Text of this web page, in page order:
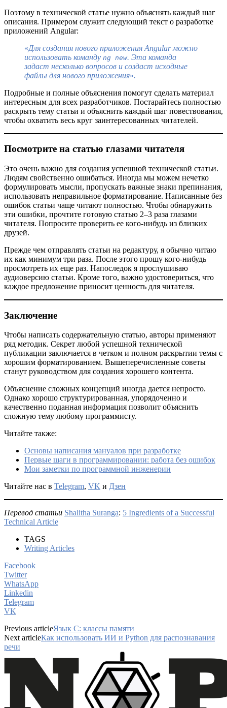
Поэтому в технической статье нужно объяснять каждый шаг
описания. Примером служит следующий текст о разработке
приложений Angular:
«Для создания нового приложения Angular можно
использовать команду ng new. Эта команда
задаст несколько вопросов и создаст исходные
файлы для нового приложения».
Подробные и полные объяснения помогут сделать материал
интересным для всех разработчиков. Постарайтесь полностью
раскрыть тему статьи и объяснить каждый шаг повествования,
чтобы охватить весь круг заинтересованных читателей.
Посмотрите на статью глазами читателя
Это очень важно для создания успешной технической статьи.
Людям свойственно ошибаться. Иногда мы можем нечетко
формулировать мысли, пропускать важные знаки препинания,
использовать неправильное форматирование. Написанные без
ошибок статьи чаще читают полностью. Чтобы обнаружить
эти ошибки, прочтите готовую статью 2–3 раза глазами
читателя. Попросите проверить ее кого-нибудь из близких
друзей.
Прежде чем отправлять статьи на редактуру, я обычно читаю
их как минимум три раза. После этого прошу кого-нибудь
просмотреть их еще раз. Напоследок я прослушиваю
аудиоверсию статьи. Кроме того, важно удостовериться, что
каждое предложение приносит ценность для читателя.
Заключение
Чтобы написать содержательную статью, авторы применяют
ряд методик. Секрет любой успешной технической
публикации заключается в четком и полном раскрытии темы с
хорошим форматированием. Вышеперечисленные советы
станут руководством для создания хорошего контента.
Объяснение сложных концепций иногда дается непросто.
Однако хорошо структурированная, упорядоченно и
качественно поданная информация позволит объяснить
сложную тему любому программисту.
Читайте также:
Основы написания мануалов при разработке
Первые шаги в программировании: работа без ошибок
Мои заметки по программной инженерии
Читайте нас в Telegram, VK и Дзен
Перевод статьи Shalitha Suranga: 5 Ingredients of a Successful
Technical Article
TAGS
Writing Articles
Facebook
Twitter
WhatsApp
Linkedin
Telegram
VK
Previous articleЯзык С: классы памяти
Next articleКак использовать ИИ и Python для распознавания
речи